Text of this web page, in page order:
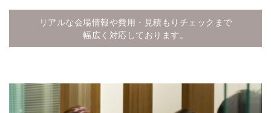
リアルな会場情報や費用・見積もりチェックまで
幅広く対応しております。